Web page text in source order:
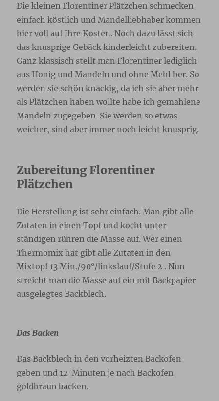
Die kleinen Florentiner Plätzchen schmecken
einfach köstlich und Mandelliebhaber kommen
hier voll auf Ihre Kosten. Noch dazu lässt sich
das knusprige Gebäck kinderleicht zubereiten.
Ganz klassisch stellt man Florentiner lediglich
aus Honig und Mandeln und ohne Mehl her. So
werden sie schön knackig, da ich sie aber mehr
als Plätzchen haben wollte habe ich gemahlene
Mandeln zugegeben. Sie werden so etwas
weicher, sind aber immer noch leicht knusprig.
Zubereitung Florentiner
Plätzchen
Die Herstellung ist sehr einfach. Man gibt alle
Zutaten in einen Topf und kocht unter
ständigen rühren die Masse auf. Wer einen
Thermomix hat gibt alle Zutaten in den
Mixtopf 13 Min./90°/linkslauf/Stufe 2 . Nun
streicht man die Masse auf ein mit Backpapier
ausgelegtes Backblech.
Das Backen
Das Backblech in den vorheizten Backofen
geben und 12 Minuten je nach Backofen
goldbraun backen.